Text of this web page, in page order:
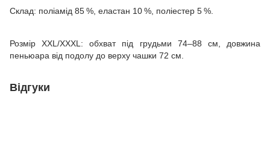
Склад: поліамід 85 %, еластан 10 %, поліестер 5 %.
Розмір XXL/XXXL: обхват під грудьми 74–88 см, довжина
пеньюара від подолу до верху чашки 72 см.
Відгуки